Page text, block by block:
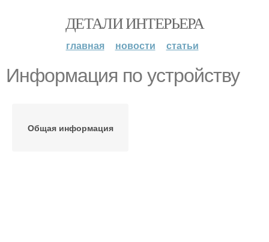
ДЕТАЛИ ИНТЕРЬЕРА
главная новости статьи
Информация по устройству
Общая информация